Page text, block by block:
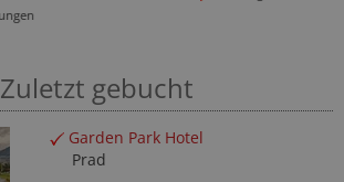
★★★★☆
Zuletzt gebucht
Garden Park Hotel
Prad